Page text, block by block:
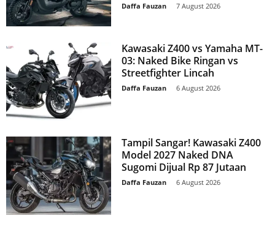
Daffa Fauzan 7 August 2026
Kawasaki Z400 vs Yamaha MT-
03: Naked Bike Ringan vs
Streetfighter Lincah
Daffa Fauzan 6 August 2026
Tampil Sangar! Kawasaki Z400
Model 2027 Naked DNA
Sugomi Dijual Rp 87 Jutaan
Daffa Fauzan 6 August 2026